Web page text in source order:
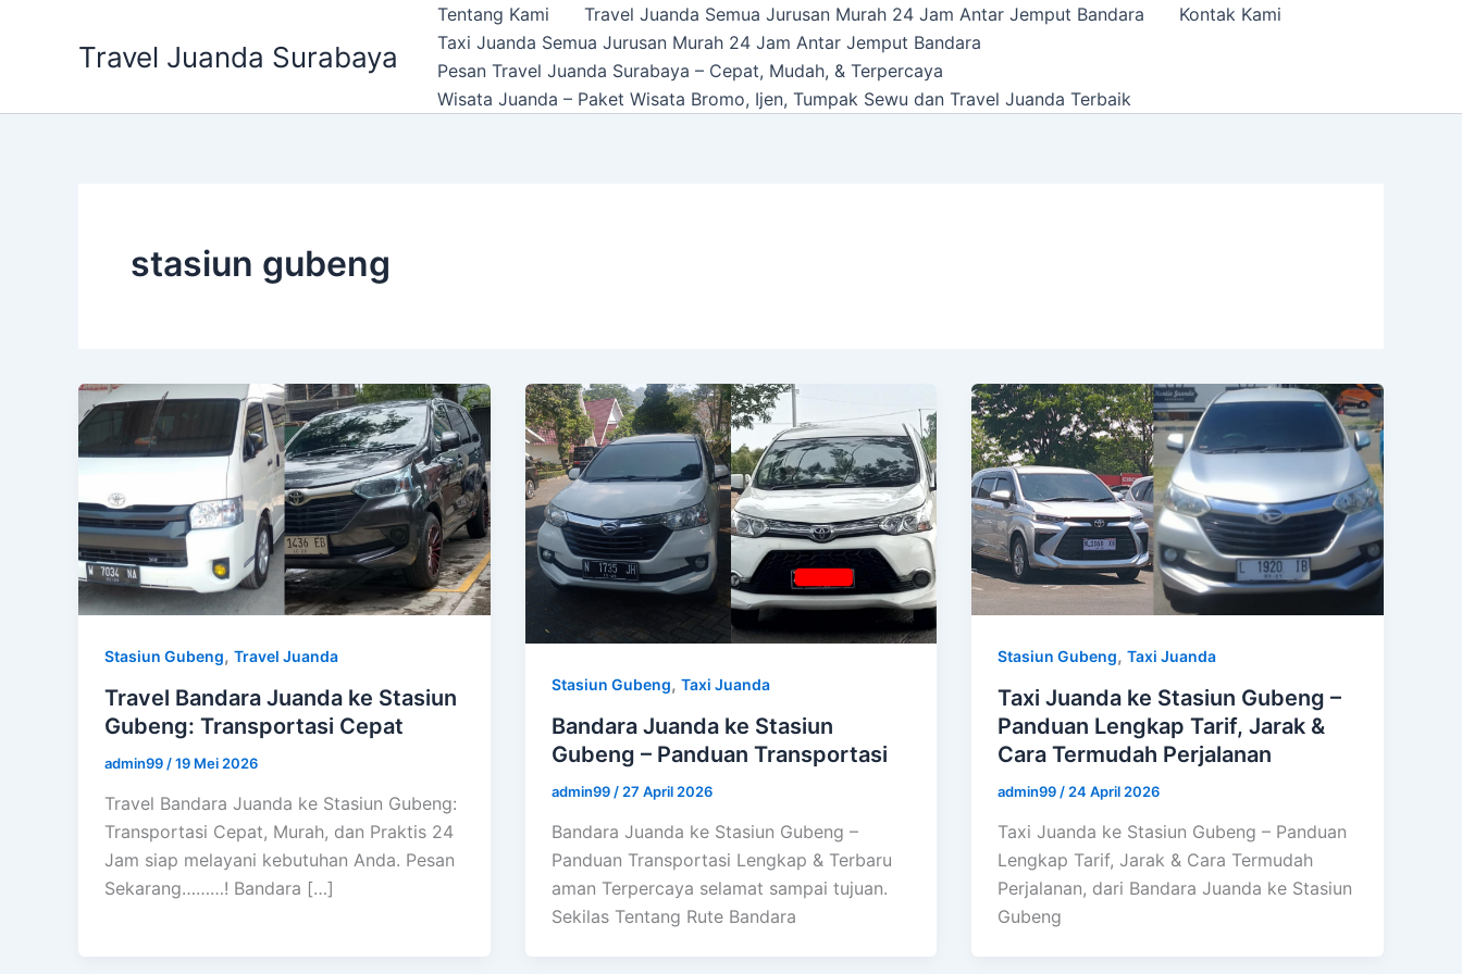
Travel Juanda Surabaya
Tentang Kami Travel Juanda Semua Jurusan Murah 24 Jam Antar Jemput Bandara
Kontak Kami
Taxi Juanda Semua Jurusan Murah 24 Jam Antar Jemput Bandara
Pesan Travel Juanda Surabaya – Cepat, Mudah, & Terpercaya
Wisata Juanda – Paket Wisata Bromo, Ijen, Tumpak Sewu dan Travel Juanda Terbaik
stasiun gubeng
Stasiun Gubeng, Travel Juanda
Travel Bandara Juanda ke Stasiun
Gubeng: Transportasi Cepat
admin99 /19 Mei 2026
Travel Bandara Juanda ke Stasiun Gubeng:
Transportasi Cepat, Murah, dan Praktis 24
Jam siap melayani kebutuhan Anda. Pesan
Sekarang………! Bandara […]
Stasiun Gubeng, Taxi Juanda
Bandara Juanda ke Stasiun
Gubeng – Panduan Transportasi
admin99 / 27 April 2026
Bandara Juanda ke Stasiun Gubeng –
Panduan Transportasi Lengkap & Terbaru
aman Terpercaya selamat sampai tujuan.
Sekilas Tentang Rute Bandara
Stasiun Gubeng,Taxi Juanda
Taxi Juanda ke Stasiun Gubeng –
Panduan Lengkap Tarif, Jarak &
Cara Termudah Perjalanan
admin99 / 24 April 2026
Taxi Juanda ke Stasiun Gubeng – Panduan
Lengkap Tarif, Jarak & Cara Termudah
Perjalanan, dari Bandara Juanda ke Stasiun
Gubeng